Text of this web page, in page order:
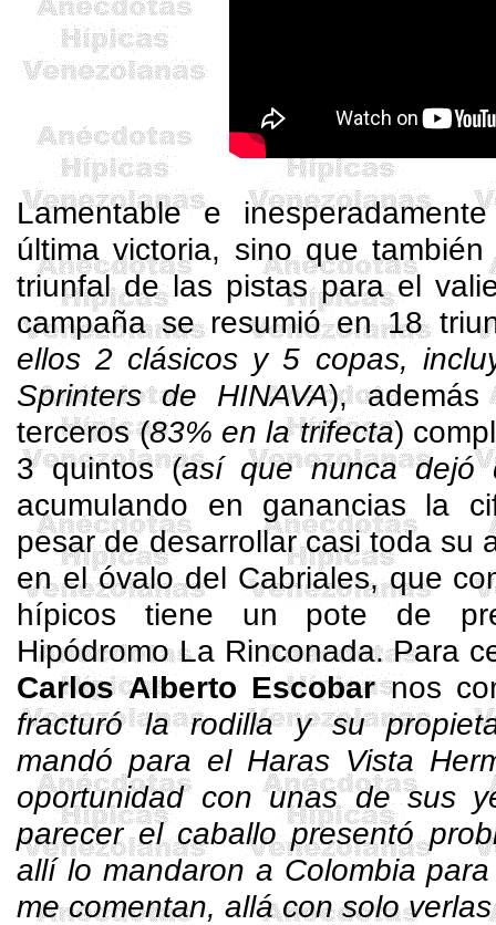
Lamentable e
última victoria, sino que
triunfal de las pistas para el
campaña se resumió en 18
ellos 2 clásicos y 5 copas,
Sprintersde HINAVA),
terceros (83% en latrifecta)
3 quintos (así que nunca dejó
acumulando en ganancias la
pesar de desarrollar casi toda su
en el óvalo del Cabriales, que
hípicos tiene un pote de
Hipódromo La Rinconada. Para
Carlos Alberto Escobarnos
fracturó la rodilla y su
mandó para el Haras Vista
oportunidad con unas de sus
parecer el caballo presentó
allí lo mandaron a Colombia
me comentan, allá con solo